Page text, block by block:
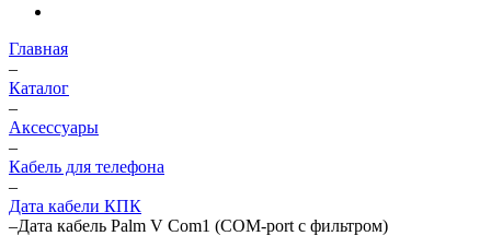
Главная
–
Каталог
–
Аксессуары
–
Кабель для телефона
–
Дата кабели КПК
–Дата кабель Palm V Com1 (COM-port с фильтром)